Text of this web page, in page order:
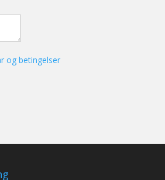
og betingelser